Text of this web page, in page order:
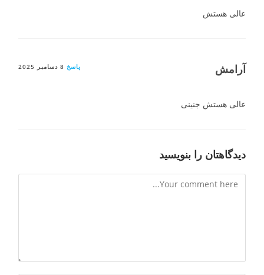
عالی هستش
آرامش پاسخ 8 دسامبر 2025
عالی هستش جنینی
دیدگاهتان را بنویسید